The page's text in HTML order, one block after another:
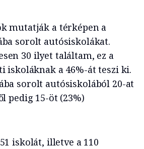
mutatják a térképen a
sorolt autósiskolákat.
30 ilyet találtam, ez a
iskoláknak a 46%-át teszi ki.
sorolt autósiskolából 20-at
pedig 15-öt (23%)
iskolát, illetve a 110